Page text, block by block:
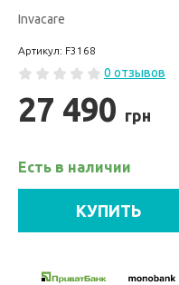
Invacare
Артикул: F3168
0 отзывов
27 490 грн
Есть в наличии
КУПИТЬ